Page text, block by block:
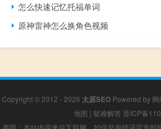
怎么快速记忆托福单词
原神雷神怎么换角色视频
Copyright © 2012 - 2026 太原SEOPowered by
地图 | 疑难解答 晋ICP备